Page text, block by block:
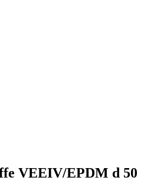
VEEIV/EPDM d 50